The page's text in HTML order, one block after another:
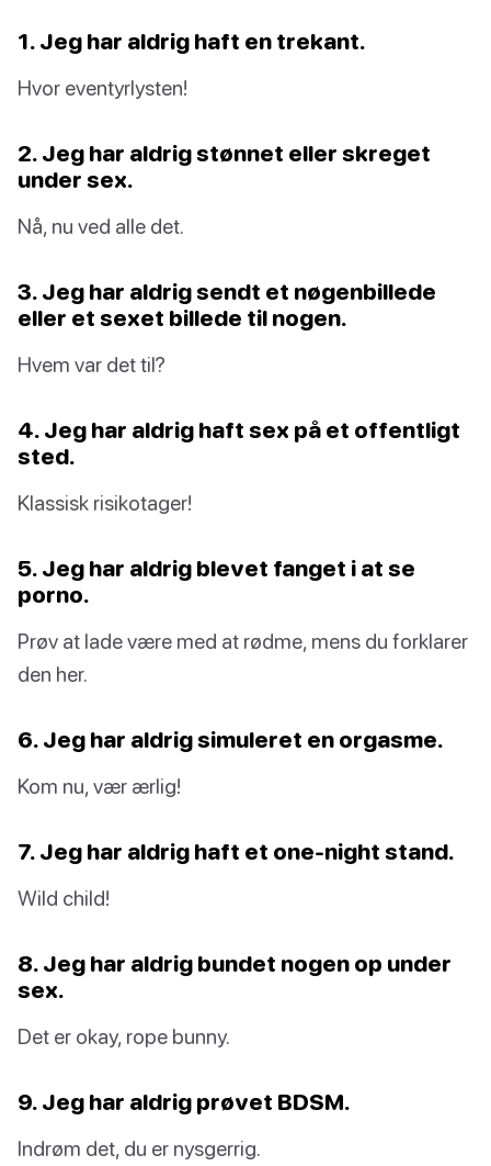
1. Jeg har aldrig haft en trekant.
Hvor eventyrlysten!
2. Jeg har aldrig stønnet eller skreget
under sex.
Nå, nu ved alle det.
3. Jeg har aldrig sendt et nøgenbillede
eller et sexet billede til nogen.
Hvem var det til?
4. Jeg har aldrig haft sex på et offentligt
sted.
Klassisk risikotager!
5. Jeg har aldrig blevet fanget i at se
porno.
Prøv at lade være med at rødme, mens du forklarer
den her.
6. Jeg har aldrig simuleret en orgasme.
Kom nu, vær ærlig!
7. Jeg har aldrig haft et one-night stand.
Wild child!
8. Jeg har aldrig bundet nogen op under
sex.
Det er okay, rope bunny.
9. Jeg har aldrig prøvet BDSM.
Indrøm det, du er nysgerrig.